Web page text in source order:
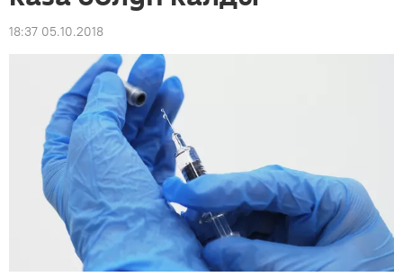
18:37 05.10.2018